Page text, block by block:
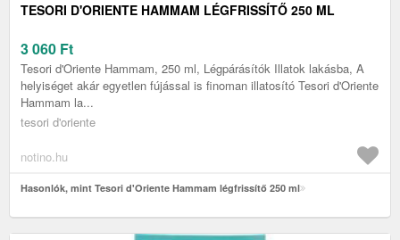
TESORI D'ORIENTE HAMMAM LÉGFRISSÍTŐ 250 ML
3 060 Ft
Tesori d'Oriente Hammam, 250 ml, Légpárásítók Illatok lakásba, A
helyiséget akár egyetlen fújással is finoman illatosító Tesori d'Oriente
Hammam la...
tesori d'oriente
notino.hu
Hasonlók, mint Tesori d'Oriente Hammam légfrissítő 250 ml